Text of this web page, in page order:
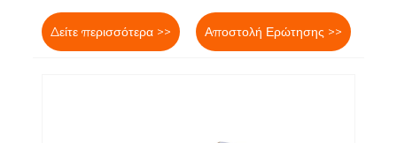
Δείτε περισσότερα >> Αποστολή Ερώτησης >>